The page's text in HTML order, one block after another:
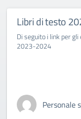
Libri di testo
Di seguito i link per
2023-2024
Personale